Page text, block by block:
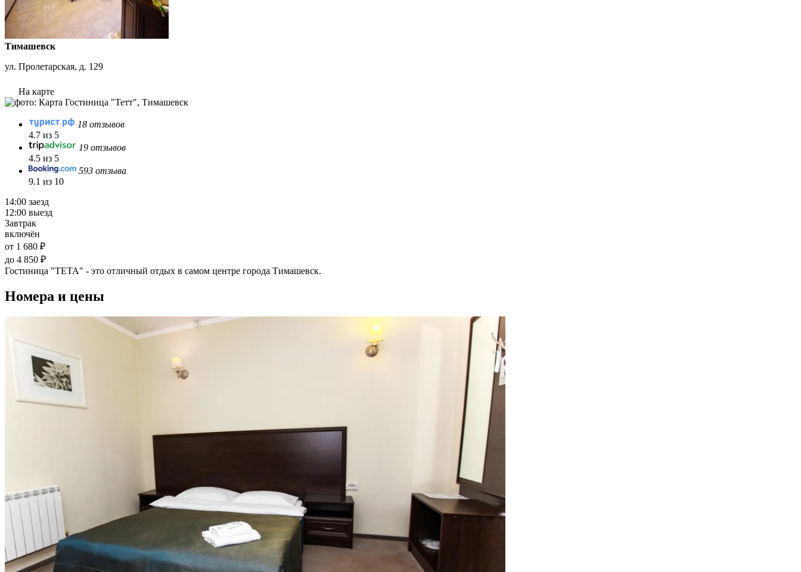
Тимашевск
ул. Пролетарская, д. 129
На карте
18 отзывов
4.7 из 5
19 отзывов
4.5 из 5
593 отзыва
9.1 из 10
14:00 заезд
12:00 выезд
Завтрак
включён
от 1 680 ₽
до 4 850 ₽
Гостиница "ТЕТА" - это отличный отдых в самом центре города Тимашевск.
Номера и цены